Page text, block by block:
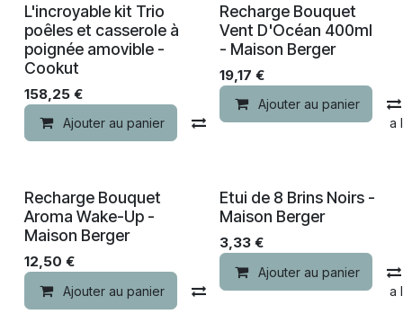
L'incroyable kit Trio
poêles et casserole à
poignée amovible -
Cookut
158,25 €
Ajouter au panier Comparer Ajouter à la
Recharge Bouquet
Vent D'Océan 400ml
- Maison Berger
19,17 €
Ajouter au panier
Recharge Bouquet
Aroma Wake-Up -
Maison Berger
12,50 €
Ajouter au panier Comparer Ajouter à la
Etui de 8 Brins Noirs -
Maison Berger
3,33€
Ajouter au panier